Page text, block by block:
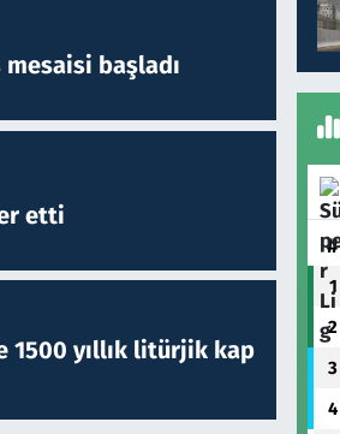
başladı
etti
yıllık litürjik kap
#
1
2
3
4